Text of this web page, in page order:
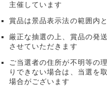
主催しています
賞品は景品表示法の範囲内
厳正な抽選の上、賞品の発
させていただきます
ご当選者の住所が不明等の
りできない場合は、当選を
場合がございます